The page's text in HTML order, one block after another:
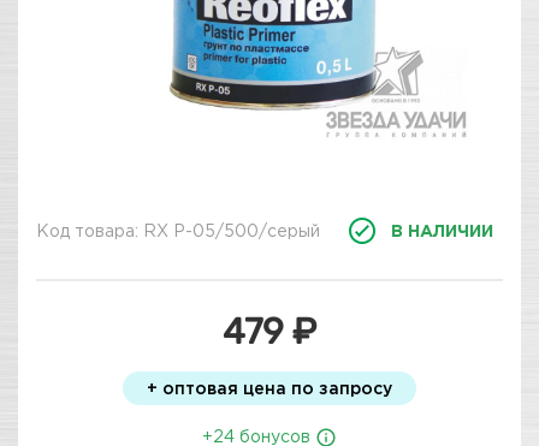
Код товара: RX P-05/500/серый В НАЛИЧИИ
479 ₽
+ оптовая цена по запросу
+24 бонусов